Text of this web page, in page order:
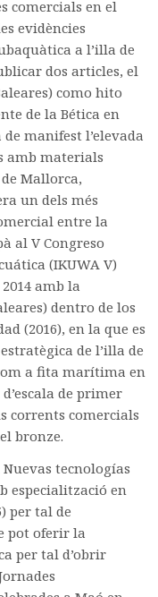
comercials en el
evidències
a l’illa de
dos articles, el
como hito
de la Bética en
de manifest l’elevada
amb materials
Mallorca,
un dels més
entre la
al V Congreso
(IKUWA V)
amb la
dentro de los
(2016), en la que es
de l’illa de
a fita marítima en
de primer
corrents comercials
bronze.
tecnologías
especialització en
per tal de
pot oferir la
per tal d’obrir